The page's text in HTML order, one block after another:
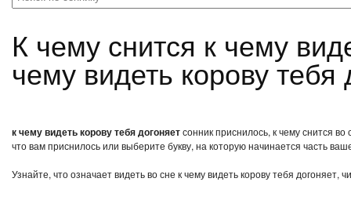
К чему снится к чему видеть корову тебя догоняет? к
чему видеть корову тебя
к чему видеть корову тебя догоняетсонник приснилось, к чему снится
что вам приснилось или выберите букву, на которую начинается часть
Узнайте, что означает видеть во сне к чему видеть корову тебя